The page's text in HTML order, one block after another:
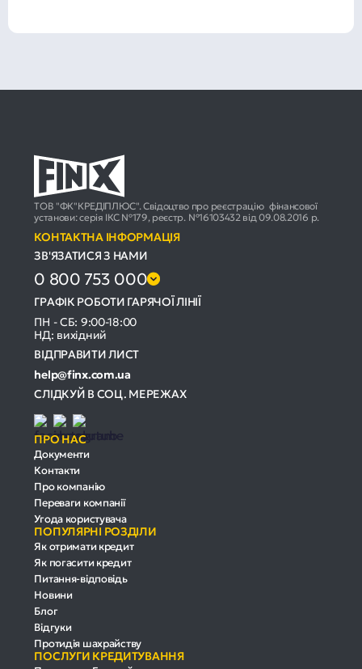
ТОВ "ФК"КРЕДІПЛЮС". Свідоцтво про реєстрацію фінансової
установи: серія ІКС №179, реєстр. №16103432 від 09.08.2016 р.
КОНТАКТНА ІНФОРМАЦІЯ
ЗВ'ЯЗАТИСЯ З НАМИ
0 800 753 000
ГРАФІК РОБОТИ ГАРЯЧОЇ ЛІНІЇ
ПН - СБ: 9:00-18:00
НД: вихідний
ВІДПРАВИТИ ЛИСТ
help@finx.com.ua
СЛІДКУЙ В СОЦ. МЕРЕЖАХ
ПРО НАС
Документи
Контакти
Про компанію
Переваги компанії
Угода користувача
ПОПУЛЯРНІ РОЗДІЛИ
Як отримати кредит
Як погасити кредит
Питання-відповідь
Новини
Блог
Відгуки
Протидія шахрайству
ПОСЛУГИ КРЕДИТУВАННЯ